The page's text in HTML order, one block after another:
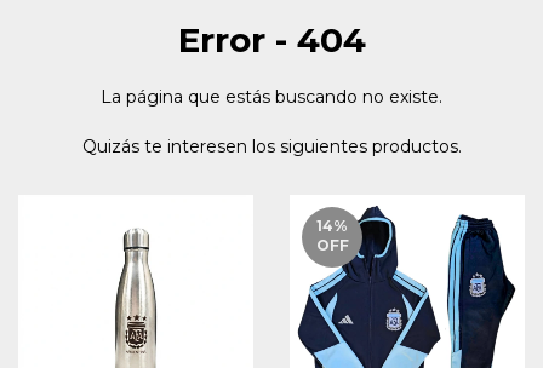
Error - 404
La página que estás buscando no existe.
Quizás te interesen los siguientes productos.
14%
OFF